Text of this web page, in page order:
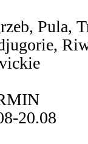
Pula,
20.08